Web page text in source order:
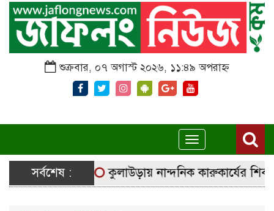
শুক্রবার, ০৭ অগাস্ট ২০২৬, ১১:৪৯ অপরাহ্ন
Toggle
navigation
সর্বশেষ :
সরঞ্জাম কুলাউড়ায় নান্দনিক কারুকার্যের শিব